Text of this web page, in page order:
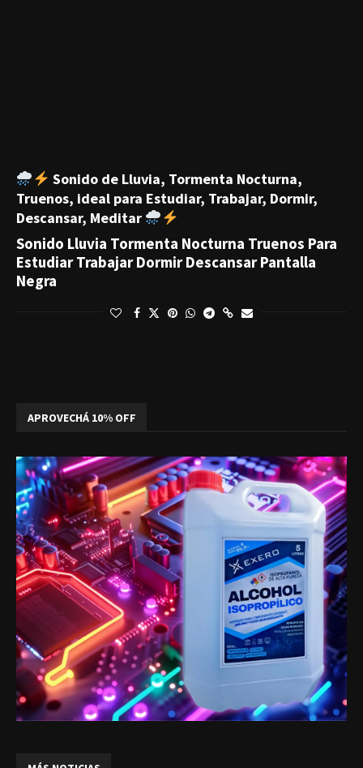
Sonido de Lluvia, Tormenta Nocturna,
Truenos, ideal para Estudiar, Trabajar, Dormir,
Descansar, Meditar
Sonido Lluvia Tormenta Nocturna Truenos Para
Estudiar Trabajar Dormir Descansar Pantalla
Negra
APROVECHÁ 10% OFF